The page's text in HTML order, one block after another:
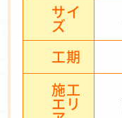
サイ
ズ
工期
施工
エリ